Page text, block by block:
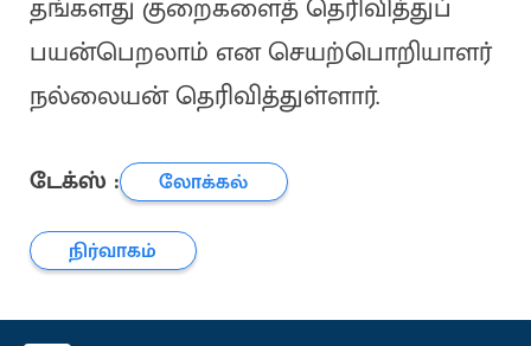
தங்களது குறைகளைத் தெரிவித்துப்
பயன்பெறலாம் என செயற்பொறியாளர்
நல்லையன் தெரிவித்துள்ளார்.
டேக்ஸ் :
லோக்கல்
நிர்வாகம்